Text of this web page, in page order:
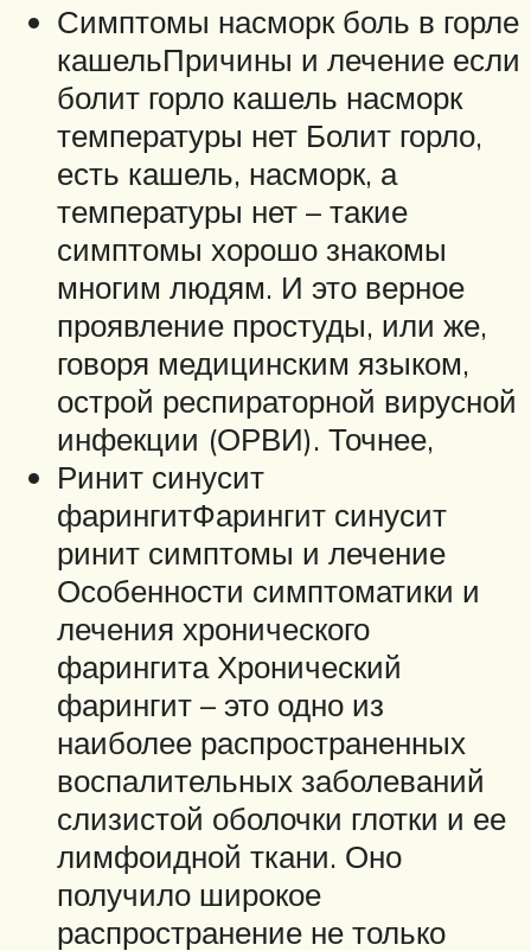
Симптомы насморк боль в горле
кашельПричины и лечение если
болит горло кашель насморк
температуры нет Болит горло,
есть кашель, насморк, а
температуры нет – такие
симптомы хорошо знакомы
многим людям. И это верное
проявление простуды, или же,
говоря медицинским языком,
острой респираторной вирусной
инфекции (ОРВИ). Точнее,
Ринит синусит
фарингитФарингит синусит
ринит симптомы и лечение
Особенности симптоматики и
лечения хронического
фарингита Хронический
фарингит – это одно из
наиболее распространенных
воспалительных заболеваний
слизистой оболочки глотки и ее
лимфоидной ткани. Оно
получило широкое
распространение не только